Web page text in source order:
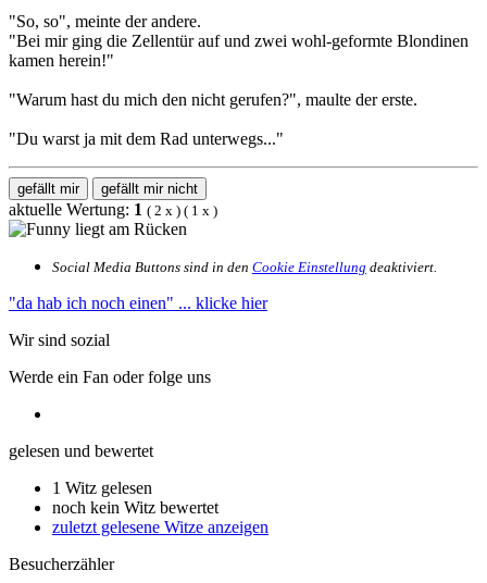
"So, so", meinte der andere.
"Bei mir ging die Zellentür auf und zwei wohl-geformte Blondinen
kamen herein!"
"Warum hast du mich den nicht gerufen?", maulte der erste.
"Du warst ja mit dem Rad unterwegs..."
gefällt mir gefällt mir nicht
aktuelle Wertung: 1 ( 2 x ) ( 1 x )
Social Media Buttons sind in den Cookie Einstellung deaktiviert.
"da hab ich noch einen" ... klicke hier
Wir sind sozial
Werde ein Fan oder folge uns
gelesen und bewertet
1 Witz gelesen
noch kein Witz bewertet
zuletzt gelesene Witze anzeigen
Besucherzähler